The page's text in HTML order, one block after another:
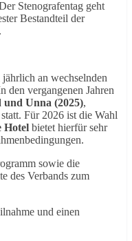
Stenografentag geht
Bestandteil der
an wechselnden
den vergangenen Jahren
Unna (2025),
statt. Für 2026 ist die Wahl
Hotel bietet hierfür sehr
sowie die
des Verbands zum
und einen